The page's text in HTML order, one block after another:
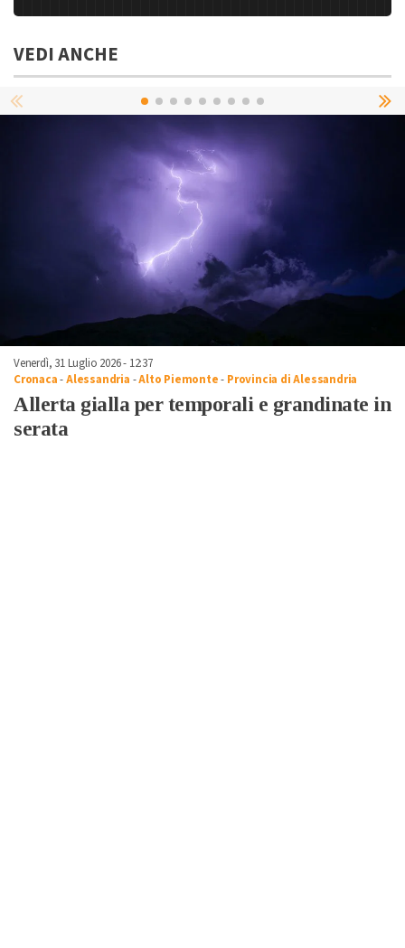
VEDI ANCHE
Venerdì, 31 Luglio 2026 - 12:37
Cronaca-Alessandria -Alto Piemonte- Provincia di Alessandria
Allerta gialla per temporali e grandinate in
serata